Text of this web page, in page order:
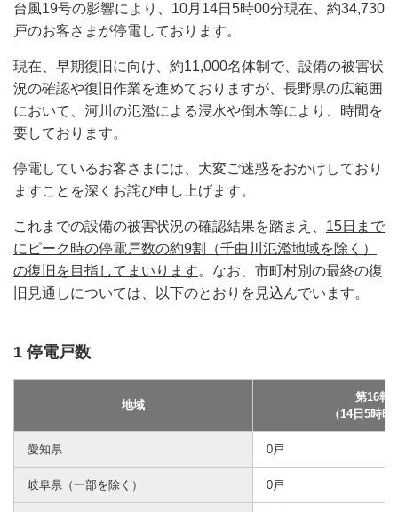
台風19号の影響により、10月14日5時00分現在、約34,730
戸のお客さまが停電しております。
現在、早期復旧に向け、約11,000名体制で、設備の被害状
況の確認や復旧作業を進めておりますが、長野県の広範囲
において、河川の氾濫による浸水や倒木等により、時間を
要しております。
停電しているお客さまには、大変ご迷惑をおかけしており
ますことを深くお詫び申し上げます。
これまでの設備の被害状況の確認結果を踏まえ、 15日まで
にピーク時の停電戸数の約9割（千曲川氾濫地域を除く）
の復旧を目指してまいります。なお、市町村別の最終の復
旧見通しについては、以下のとおりを見込んでいます。
1 停電戸数
地域
第16報
（14日5時時
愛知県 0戸
岐阜県（一部を除く） 0戸